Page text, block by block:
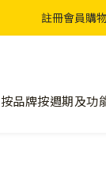
註冊會員購
按品牌按週期及功